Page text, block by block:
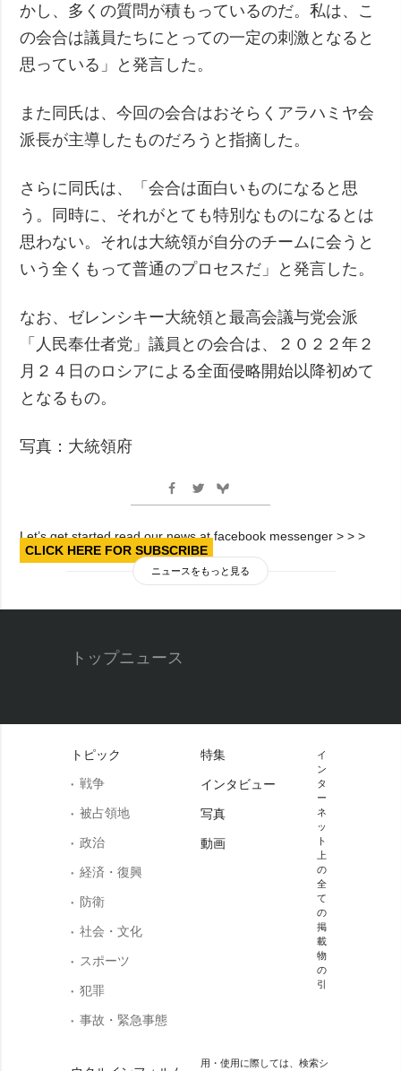
かし、多くの質問が積もっているのだ。私は、こ
の会合は議員たちにとっての一定の刺激となると
思っている」と発言した。
また同氏は、今回の会合はおそらくアラハミヤ会
派長が主導したものだろうと指摘した。
さらに同氏は、「会合は面白いものになると思
う。同時に、それがとても特別なものになるとは
思わない。それは大統領が自分のチームに会うと
いう全くもって普通のプロセスだ」と発言した。
なお、ゼレンシキー大統領と最高会議与党会派
「人民奉仕者党」議員との会合は、２０２２年２
月２４日のロシアによる全面侵略開始以降初めて
となるもの。
写真：大統領府
Let’s get started read our news at facebook messenger > > >
CLICK HERE FOR SUBSCRIBE
ニュースをもっと見る
トップニュース
トピック
戦争
被占領地
政治
経済・復興
防衛
社会・文化
スポーツ
犯罪
事故・緊急事態
特集
インタビュー
写真
動画
イ
ン
タ
ー
ネ
ッ
ト
上
の
全
て
の
掲
載
物
の
引
用・使用に際しては、検索シ